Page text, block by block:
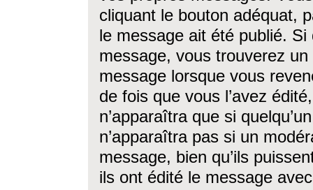
cliquant le bouton adéquat,
le message ait été publié. Si
message, vous trouverez
message lorsque vous
de fois que vous l’avez
n’apparaîtra que si
n’apparaîtra pas si un
message, bien qu’ils
ils ont édité le message